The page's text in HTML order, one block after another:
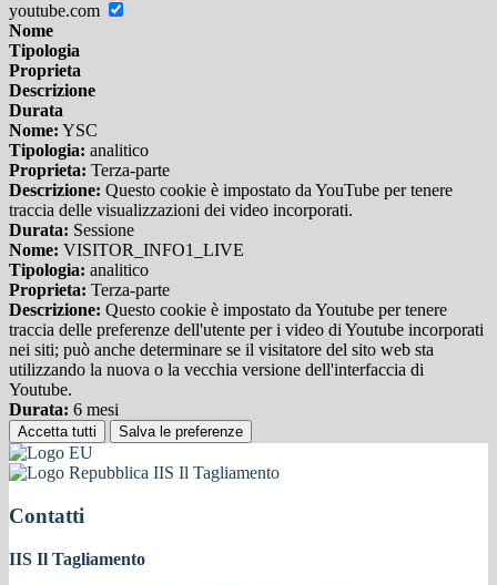
youtube.com
Nome
Tipologia
Proprieta
Descrizione
Durata
Nome: YSC
Tipologia: analitico
Proprieta: Terza-parte
Descrizione: Questo cookie è impostato da YouTube per tenere
traccia delle visualizzazioni dei video incorporati.
Durata: Sessione
Nome: VISITOR_INFO1_LIVE
Tipologia: analitico
Proprieta: Terza-parte
Descrizione: Questo cookie è impostato da Youtube per tenere
traccia delle preferenze dell'utente per i video di Youtube incorporati
nei siti; può anche determinare se il visitatore del sito web sta
utilizzando la nuova o la vecchia versione dell'interfaccia di
Youtube.
Durata: 6 mesi
Accetta tutti Salva le preferenze
IIS Il Tagliamento
Contatti
IIS Il Tagliamento